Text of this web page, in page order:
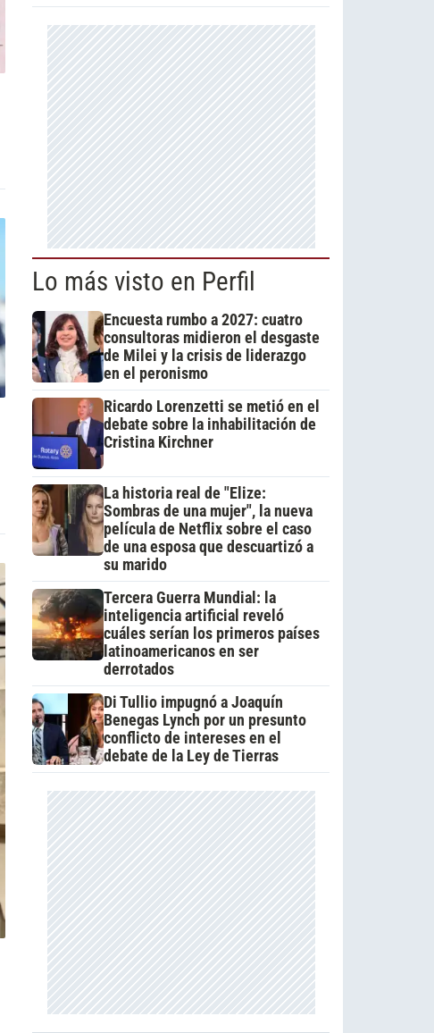
Lo más visto en Perfil
Encuesta rumbo a 2027: cuatro
consultoras midieron el desgaste
de Milei y la crisis de liderazgo
en el peronismo
Ricardo Lorenzetti se metió en el
debate sobre la inhabilitación de
Cristina Kirchner
La historia real de "Elize:
Sombras de una mujer", la nueva
película de Netflix sobre el caso
de una esposa que descuartizó a
su marido
Tercera Guerra Mundial: la
inteligencia artificial reveló
cuáles serían los primeros países
latinoamericanos en ser
derrotados
Di Tullio impugnó a Joaquín
Benegas Lynch por un presunto
conflicto de intereses en el
debate de la Ley de Tierras